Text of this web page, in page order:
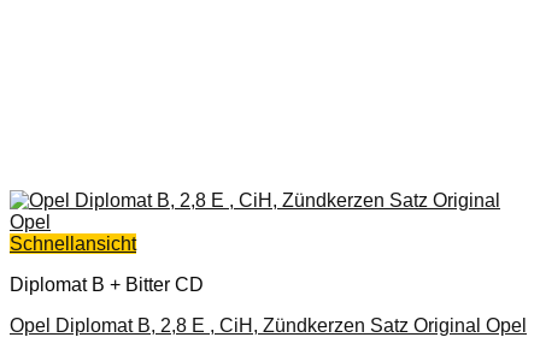
Schnellansicht
Diplomat B + Bitter CD
Opel Diplomat B, 2,8 E , CiH, Zündkerzen Satz Original Opel